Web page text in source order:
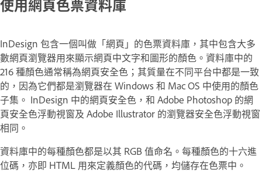
InDesign 包含一個叫做「網頁」的色票資料庫，其中包含大多
數網頁瀏覽器用來顯示網頁中文字和圖形的顏色。資料庫中的
216 種顏色通常稱為網頁安全色 ；其質量在不同平台中都是一致
的，因為它們都是瀏覽器在 Windows 和 Mac OS 中使用的顏色
子集。 InDesign 中的網頁安全色，和 Adobe Photoshop 的網
頁安全色浮動視窗及 Adobe Illustrator 的瀏覽器安全色浮動視窗
相同。
資料庫中的每種顏色都是以其 RGB 值命名。每種顏色的十六進
位碼，亦即 HTML 用來定義顏色的代碼，均儲存在色票中。